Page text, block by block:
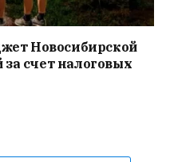
Новосибирской
за счет налоговых